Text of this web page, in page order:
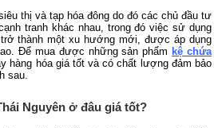
thị và tạp hóa đông do đó các chủ đầu tư
tranh khác nhau, trong đó việc sử dụng
thành một xu hướng mới, được áp dụng
Để mua được những sản phẩm kệ chứa
hàng hóa giá tốt và có chất lượng đảm bảo
sau.
Nguyên ở đâu giá tốt?